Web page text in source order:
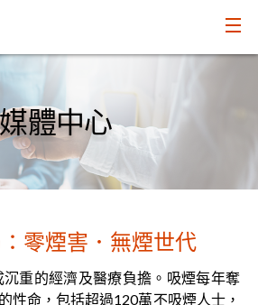
媒體中心
零煙害．無煙世代
重的經濟及醫療負擔。吸煙每年奪
性命，包括超過120萬不吸煙人士，